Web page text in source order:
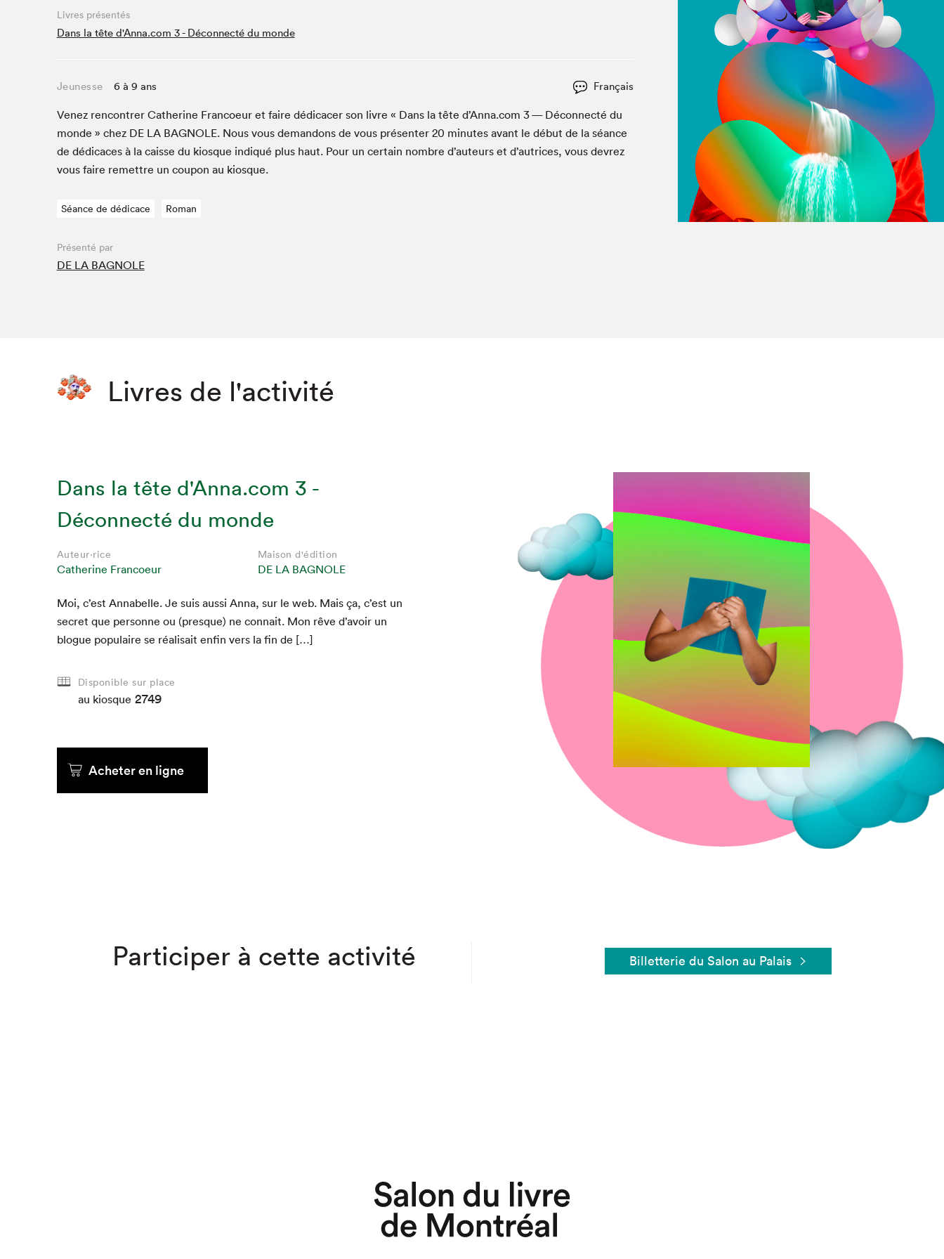
Café La Presse
Espace Côte-des-Neiges
La lecture en cadeau
Le grand jeu de lecture à voix haute du Salon du livre
de Montréal
Le Salon dans ta classe
Lettres québécoises au Salon
Liseur Public
Louisiane enracinée et branchée
Matinées scolaires Hydro-Québec
Mur des illustrateur·rice·s
À propos du Salon
Liste des exposant·e·s
Liste des auteur·rice·s
Livres présentés
Dans la tête d'Anna.com 3 - Déconnecté du monde
Jeunesse 6 à 9 ans Français
Venez ren­con­tr­er Cather­ine Fran­coeur et faire dédi­cac­er son livre « Dans la tête d’Anna.com 3— Décon­nec­té du
monde » chez DE LA BAG­NOLE. Nous vous deman­dons de vous présen­ter 20 min­utes avant le début de la séance
de dédi­caces à la caisse du kiosque indiqué plus haut. Pour un cer­tain nom­bre d’auteurs et d’autrices, vous devrez
vous faire remet­tre un coupon au kiosque.
Séance de dédicace Roman
Présenté par
DE LA BAGNOLE
Livres de l'activité
Dans la tête d'Anna.com 3 -
Déconnecté du monde
Auteur·rice
Catherine Francoeur
Maison d'édition
DE LA BAGNOLE
Moi, c’est Annabelle. Je suis aus­si Anna, sur le web. Mais ça, c’est un
secret que per­son­ne ou (presque) ne con­nait. Mon rêve d’avoir un
blogue pop­u­laire se réal­i­sait enfin vers la fin de […]
Disponible sur place
au kiosque 2749
Acheter en ligne
Participer à cette activité Billetterie du Salon au Palais